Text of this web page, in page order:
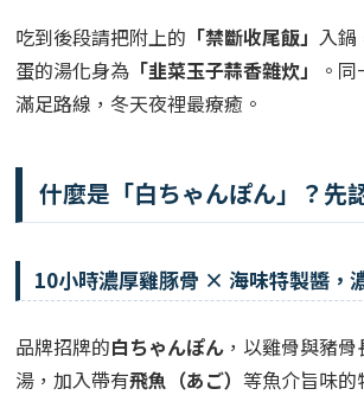
吃到後段請把附上的 「禁斷收尾飯」入鍋
蛋的湯化身為 「韭菜玉子蒜香雜炊」 。
滿足路線，冬天夜裡最療癒。
什麼是「白ちゃんぽん」？先
10小時濃厚雞豚骨 × 海味特製醬，
品牌招牌的白ちゃんぽん ，以雞骨與豬
湯，加入帶有飛魚（あご） 等魚介旨味